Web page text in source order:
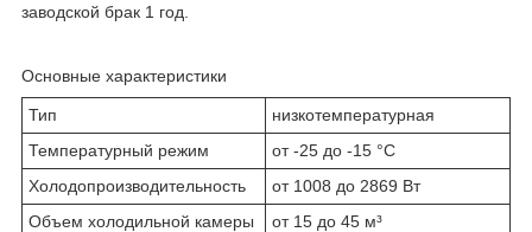
заводской брак 1 год.
Основные характеристики
Тип
низкотемпературная
Температурный режим
от -25 до -15 °C
Холодопроизводительность
от 1008 до 2869 Вт
Объем холодильной камеры
от 15 до 45 м³